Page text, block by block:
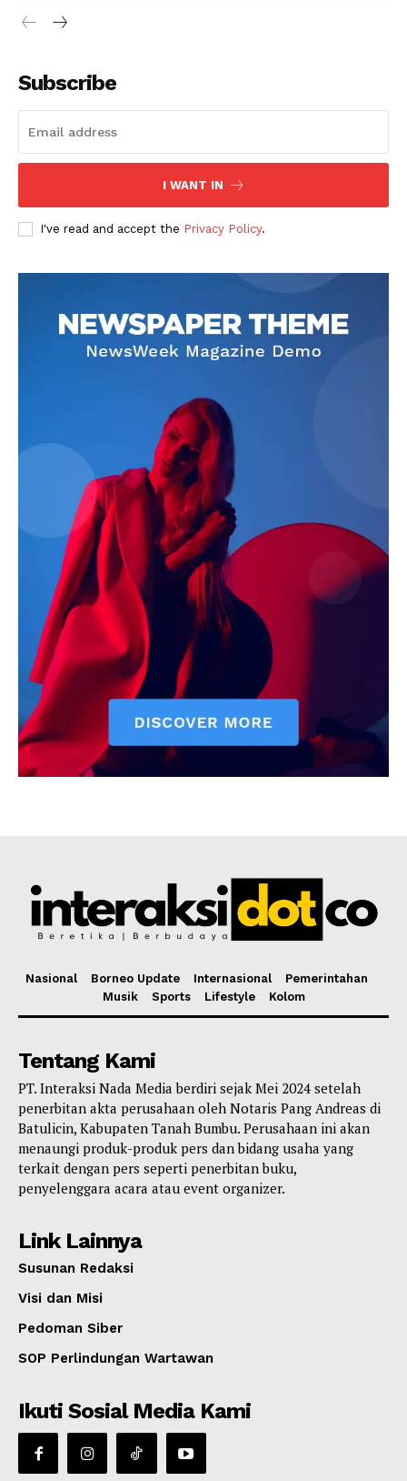
Subscribe
I WANT IN
I've read and accept the Privacy Policy.
Nasional Borneo Update Internasional
Pemerintahan
Musik
Sports Lifestyle Kolom
Tentang Kami
PT. Interaksi Nada Media berdiri sejak Mei 2024 setelah
penerbitan akta perusahaan oleh Notaris Pang Andreas di
Batulicin, Kabupaten Tanah Bumbu. Perusahaan ini akan
menaungi produk-produk pers dan bidang usaha yang
terkait dengan pers seperti penerbitan buku,
penyelenggara acara atau event organizer.
Link Lainnya
Susunan Redaksi
Visi dan Misi
Pedoman Siber
SOP Perlindungan Wartawan
Ikuti Sosial Media Kami